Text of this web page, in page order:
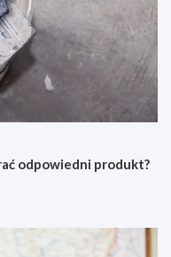
odpowiedni produkt?